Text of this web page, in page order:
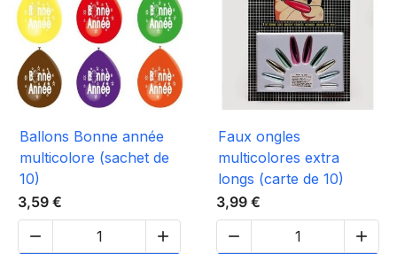
Ballons Bonne année
multicolore (sachet de
10)
3,59 €


Faux ongles
multicolores extra
longs (carte de 10)
3,99 €

